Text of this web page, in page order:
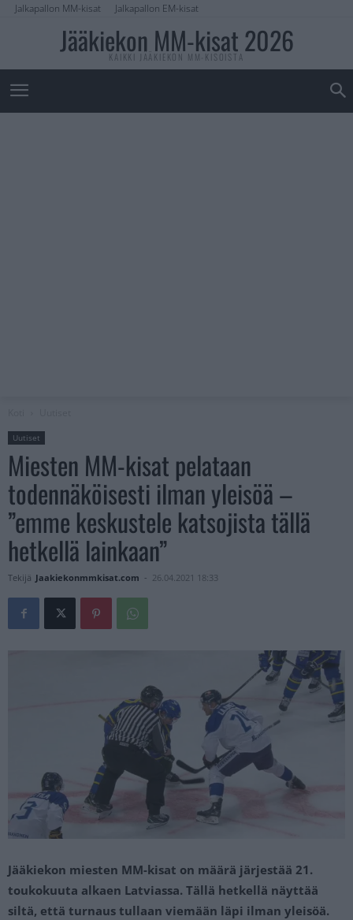
Jalkapallon MM-kisat Jalkapallon EM-kisat
Jääkiekon MM-kisat 2026
KAIKKI JÄÄKIEKON MM-KISOISTA
Uutiset
Miesten MM-kisat pelataan
todennäköisesti ilman yleisöä –
”emme keskustele katsojista tällä
hetkellä lainkaan”
Tekijä Jaakiekonmmkisat.com - 26.04.2021 18:33
Jääkiekon miesten MM-kisat on määrä järjestää 21.
toukokuuta alkaen Latviassa. Tällä hetkellä näyttää
siltä, että turnaus tullaan viemään läpi ilman yleisöä.